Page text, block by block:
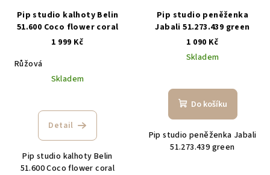
Pip studio kalhoty Belin
51.600 Coco flower coral
1 999 Kč
Růžová
Skladem
Detail
Pip studio kalhoty Belin
51.600 Coco flower coral
Pip studio peněženka
Jabali 51.273.439 green
1 090 Kč
Skladem
Do košíku
Pip studio peněženka Jabali
51.273.439 green